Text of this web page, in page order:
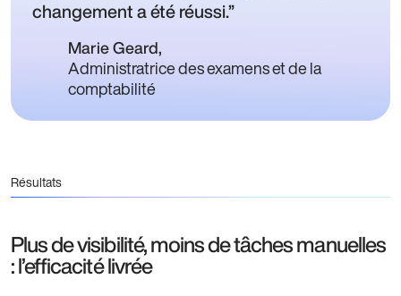
changement a été réussi.
Marie Geard,
Administratrice des examens et de la
comptabilité
Résultats
Plus de visibilité, moins de tâches manuelles
: l’efficacité livrée